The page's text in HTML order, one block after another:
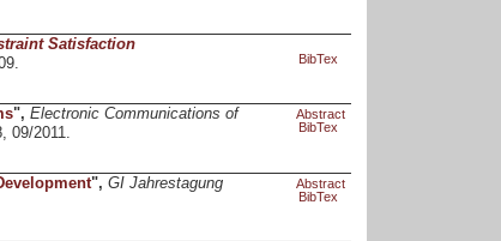
Satisfaction
BibTex
", Electronic Communications of
09/2011.
Abstract
BibTex
", GI Jahrestagung
Abstract
BibTex